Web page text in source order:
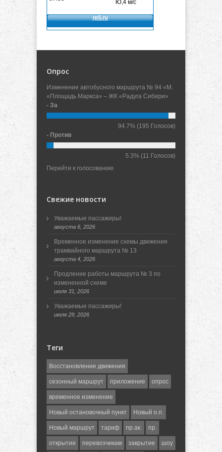
Опрос
Изменение автобусного маршрута № 94 «М.
«Площадь Маркса» – ЖК «Радуга Сибири»
- За
94.7% (195 Голосов)
- Против
5.3% (11 Голосов)
Перейти к голосованию
Свежие новости
Уважаемые пассажиры!
августа 6, 2026
Временное изменение схемы движения
трамвайного маршрута № 13
августа 4, 2026
Продление работы маршрута № 3 по
измененной схеме
июля 31, 2026
Уважаемые пассажиры!
июля 29, 2026
Теги
Восстановление движения
сезонный маршрут приложение опрос
временное изменение
Новый остановочный пункт Новый о.п.
Новый маршрут тариф пр.ак. пр.
открытие перевозчикам закрытие шоу